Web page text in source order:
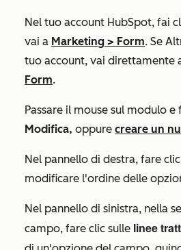
Nel tuo account HubSpot, fai
vai a Marketing > Form. Se
tuo account, vai direttamente
Form.
Passare il mouse sul modulo e
Modifica, oppure creare un
Nel pannello di destra, fare
modificare l'ordine delle
Nel pannello di sinistra, nella
campo, fare clic sulle linee